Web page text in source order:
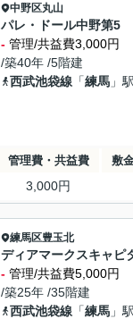
中野区丸山
パレ・ドール中野第5
- 管理/共益費3,000円
/築40年 /5階建
西武池袋線 「練馬 」
管理費・共益費 敷
3,000円
練馬区豊玉北
ディアマークスキャピ
- 管理/共益費5,000円
/築25年 /35階建
西武池袋線 「練馬 」